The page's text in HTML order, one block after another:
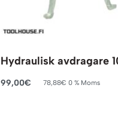
Hydraulisk avdragare
99,00€ 78,88€ 0 % Moms